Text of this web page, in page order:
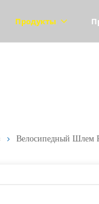
Продукты
Велосипедный Шлем